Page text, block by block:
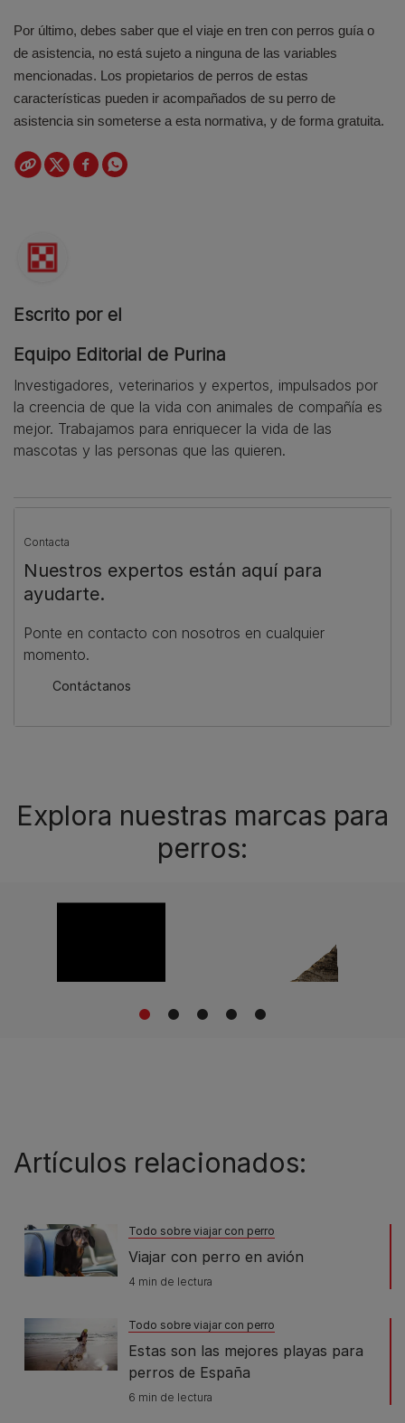
Por último, debes saber que el viaje en tren con perros guía o
de asistencia, no está sujeto a ninguna de las variables
mencionadas. Los propietarios de perros de estas
características pueden ir acompañados de su perro de
asistencia sin someterse a esta normativa, y de forma gratuita.
Escrito por el
Equipo Editorial de Purina
Investigadores, veterinarios y expertos, impulsados por
la creencia de que la vida con animales de compañía es
mejor. Trabajamos para enriquecer la vida de las
mascotas y las personas que las quieren.
Contacta
Nuestros expertos están aquí para
ayudarte.
Ponte en contacto con nosotros en cualquier
momento.
Contáctanos
Explora nuestras marcas para
perros:
1 2 3 4 5
Artículos relacionados:
Todo sobre viajar con perro
Viajar con perro en avión
4 min de lectura
Todo sobre viajar con perro
Estas son las mejores playas para
perros de España
6 min de lectura